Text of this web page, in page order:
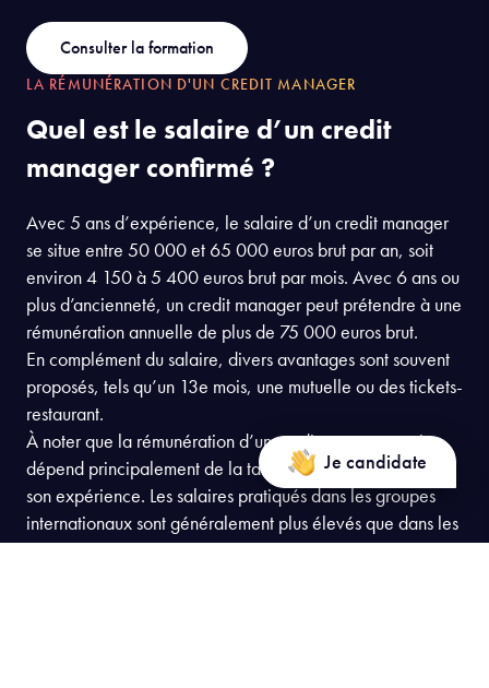
Je candidate
Consulter la formation
LA RÉMUNÉRATION D'UN CREDIT MANAGER
Quel est le salaire d’un credit
manager confirmé ?
Avec 5 ans d’expérience, le salaire d’un credit manager
se situe entre 50 000 et 65 000 euros brut par an, soit
environ 4 150 à 5 400 euros brut par mois. Avec 6 ans ou
plus d’ancienneté, un credit manager peut prétendre à une
rémunération annuelle de plus de 75 000 euros brut.
En complément du salaire, divers avantages sont souvent
proposés, tels qu’un 13e mois, une mutuelle ou des tickets-
restaurant.
À noter que la rémunération d’un credit manager senior
dépend principalement de la taille de l’entreprise et de
son expérience. Les salaires pratiqués dans les groupes
internationaux sont généralement plus élevés que dans les
structures nationales.